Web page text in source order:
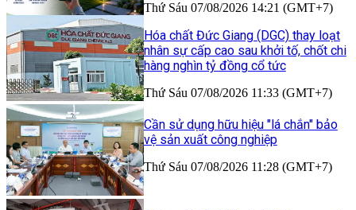
Thứ Sáu 07/08/2026 14:21 (GMT+7)
Hóa chất Đức Giang (DGC) thay loạt
nhân sự cấp cao sau khởi tố, chốt chi
hàng nghìn tỷ đồng cổ tức
Thứ Sáu 07/08/2026 11:33 (GMT+7)
Cần sử dụng hữu hiệu "lá chắn" bảo
vệ sản xuất công nghiệp
Thứ Sáu 07/08/2026 11:28 (GMT+7)